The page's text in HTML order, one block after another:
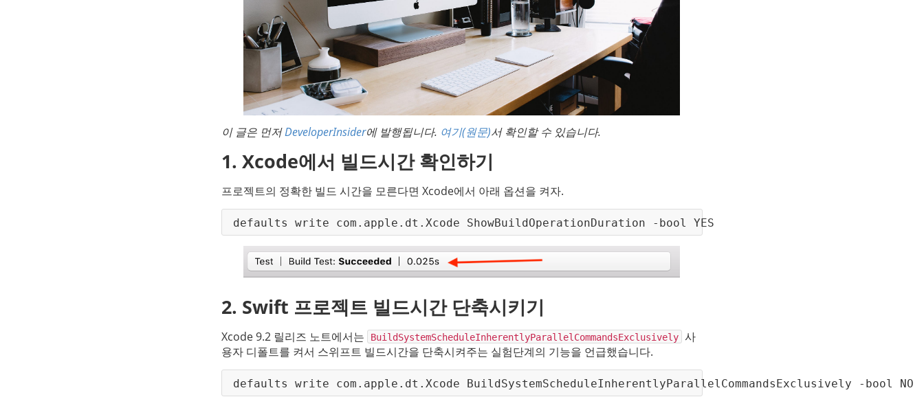
이 글은 먼저 DeveloperInsider에 발행됩니다. 여기(원문)서 확인할 수 있습니다.
1. Xcode에서 빌드시간 확인하기
프로젝트의 정확한 빌드 시간을 모른다면 Xcode에서 아래 옵션을 켜자.
defaults write com.apple.dt.Xcode ShowBuildOperationDuration -bool YES
2. Swift 프로젝트 빌드시간 단축시키기
Xcode 9.2 릴리즈 노트에서는 BuildSystemScheduleInherentlyParallelCommandsExclusively 사
용자 디폴트를 켜서 스위프트 빌드시간을 단축시켜주는 실험단계의 기능을 언급했습니다.
defaults write com.apple.dt.Xcode BuildSystemScheduleInherentlyParallelCommandsExclusively -bool NO